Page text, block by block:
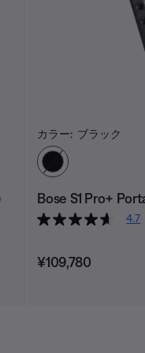
カラー: ブラック
カラーの選択
Bose S1 Pro+
4.7
価格:
¥109,780